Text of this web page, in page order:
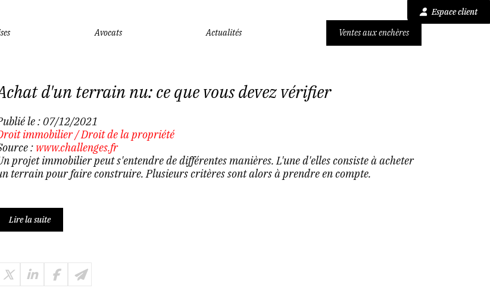
Espace client
Avocats Actualités Ventes aux enchères
d'un terrain nu: ce que vous devez vérifier
le :07/12/2021
immobilier/Droit de la propriété
: www.challenges.fr
projet immobilier peut s'entendre de différentes manières. L'une d'elles consiste à acheter
terrain pour faire construire. Plusieurs critères sont alors à prendre en compte.
Lire la suite